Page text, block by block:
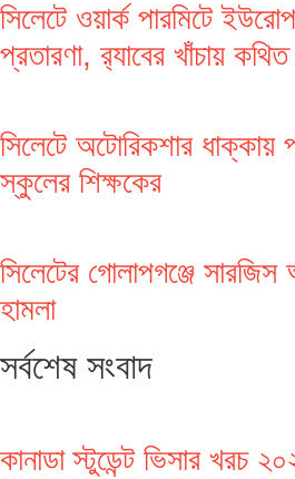
সিলেটে ওয়ার্ক পারমিটে
প্রতারণা, র‌্যাবের খাঁচায়
সিলেটে অটোরিকশার ধাক্কায়
স্কুলের শিক্ষকের
সিলেটের গোলাপগঞ্জে
হামলা
সর্বশেষ সংবাদ
কানাডা স্টুডেন্ট ভিসার খরচ